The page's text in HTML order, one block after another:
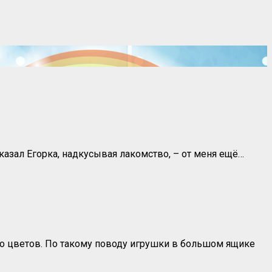
Егорка, надкусывая лакомство, – от меня ещё…
цветов. По такому поводу игрушки в большом ящике